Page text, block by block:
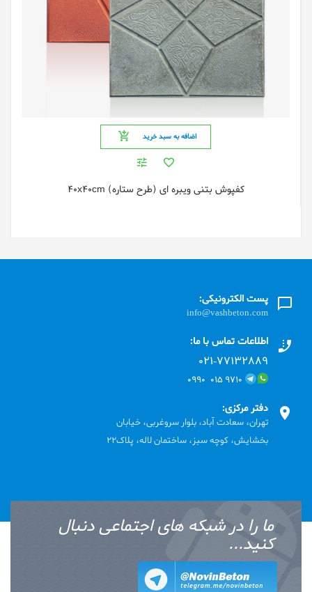
اضافه به سبد خرید
کفپوش بتنی ویبره ای (طرح ستاره) 40x40cm
پست الکترونیکی:
info@vashbeton.com
اطلاعات تماس با ما:
۰۲۱-۷۷۱٣۲۸۸۹
۹۷۱۰ ۰۱۵ ۰۹۹۰
دفتر مرکزی:
تهران، سعادت آباد، بلوار سروغربی، خیابان
بخشایش، کوچه سبز، ساختمان لاله، پلاک22
ما را در شبکه های اجتماعی دنبال
کنید...